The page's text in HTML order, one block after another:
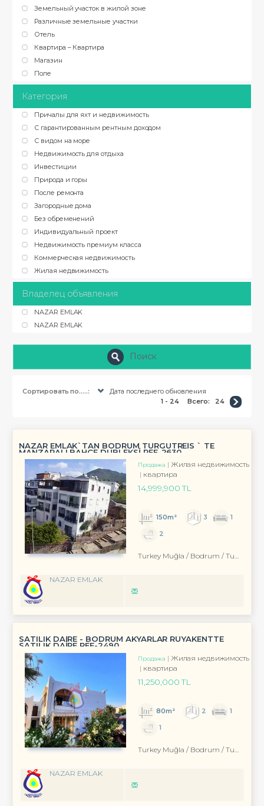
Земельный участок в жилой зоне
Различные земельные участки
Отель
Квартира – Квартира
Магазин
Поле
Категория
Причалы для яхт и недвижимость
С гарантированным рентным доходом
С видом на море
Недвижимость для отдыха
Инвестиции
Природа и горы
После ремонта
Загородные дома
Без обременений
Индивидуальный проект
Недвижимость премиум класса
Коммерческая недвижимость
Жилая недвижимость
Владелец объявления
NAZAR EMLAK
NAZAR EMLAK
Поиск
Сортировать по.....:
Дата последнего обновления
1 - 24
Всего: 24
NAZAR EMLAK`TAN BODRUM TURGUTREİS ` TE
MANZARALI BAHÇE DUBLEKSİ REF-2630
Продажа
Жилая недвижимость
квартира
14,999,900 TL
150m² 3
1
2
Turkey Muğla / Bodrum / Turgutreis
NAZAR EMLAK
SATILIK DAİRE - BODRUM AKYARLAR RÜYAKENTTE
SATILIK DAİRE REF-2490
Продажа
Жилая недвижимость
квартира
11,250,000 TL
80m² 2
1
1
Turkey Muğla / Bodrum / Turgutreis
NAZAR EMLAK